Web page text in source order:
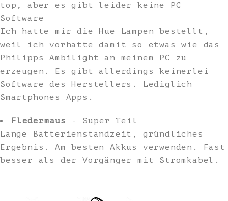
top, aber es gibt leider keine PC
Software
Ich hatte mir die Hue Lampen bestellt,
weil ich vorhatte damit so etwas wie das
Philipps Ambilight an meinem PC zu
erzeugen. Es gibt allerdings keinerlei
Software des Herstellers. Lediglich
Smartphones Apps.
Fledermaus
- Super Teil
Lange Batterienstandzeit, gründliches
Ergebnis. Am besten Akkus verwenden. Fast
besser als der Vorgänger mit Stromkabel.